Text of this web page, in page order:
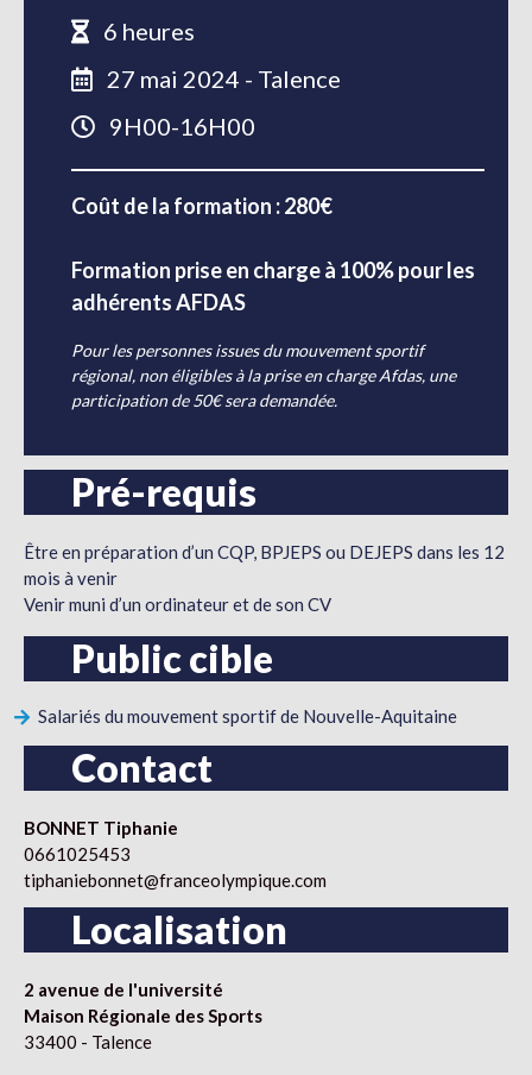
6 heures
27 mai 2024 - Talence
9H00-16H00
Coût de la formation : 280€
Formation prise en charge à 100% pour les
adhérents AFDAS
Pour les personnes issues du mouvement sportif
régional, non éligibles à la prise en charge Afdas, une
participation de 50€ sera demandée.
Pré-requis
Être en préparation d’un CQP, BPJEPS ou DEJEPS dans les 12
mois à venir
Venir muni d’un ordinateur et de son CV
Public cible
Salariés du mouvement sportif de Nouvelle-Aquitaine
Contact
BONNET Tiphanie
0661025453
tiphaniebonnet@franceolympique.com
Localisation
2 avenue de l'université
Maison Régionale des Sports
33400 - Talence